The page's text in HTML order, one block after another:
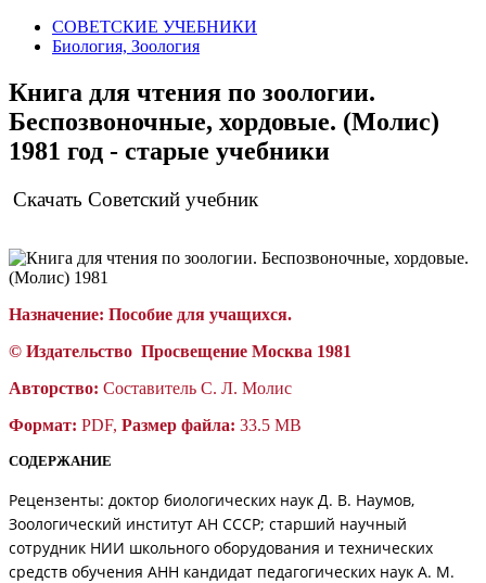
СОВЕТСКИЕ УЧЕБНИКИ
Биология, Зоология
Книга для чтения по зоологии.
Беспозвоночные, хордовые. (Молис)
1981 год - старые учебники
Скачать Советский учебник
Назначение: Пособие для учащихся.
© Издательство Просвещение Москва 1981
Авторство: Составитель С. Л. Молис
Формат: PDF, Размер файла: 33.5 MB
СОДЕРЖАНИЕ
Рецензенты: доктор биологических наук Д. В. Наумов,
Зоологический институт АН СССР; старший научный
сотрудник НИИ школьного оборудования и технических
средств обучения АНН кандидат педагогических наук А. М.